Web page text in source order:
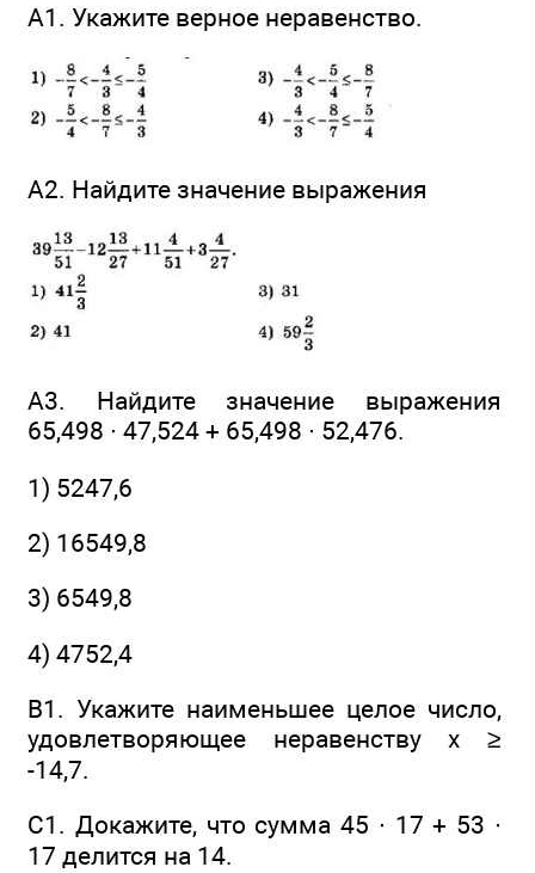
А1. Укажите верное неравенство.
А2. Найдите значение выражения
А3. Найдите значение выражения
65,498 ∙ 47,524 + 65,498 ∙ 52,476.
1) 5247,6
2) 16549,8
3) 6549,8
4) 4752,4
В1. Укажите наименьшее целое число,
удовлетворяющее неравенству x ≥
-14,7.
С1. Докажите, что сумма 45 ∙ 17 + 53 ∙
17 делится на 14.